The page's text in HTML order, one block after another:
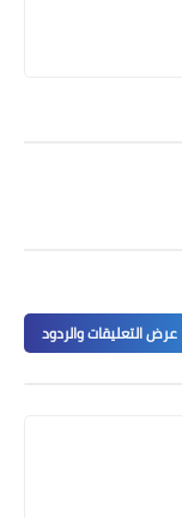
عرض التعليقات والردود